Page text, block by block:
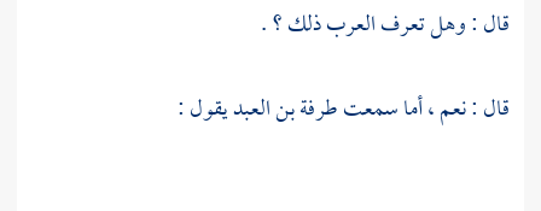
قال : وهل تعرف العرب ذلك ؟ .
قال : نعم ، أما سمعتطرفة بن العبديقول :